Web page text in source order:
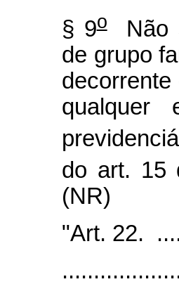
§ 9oNão
de grupo
qualquer
do art. 15
(NR)
"Art. 22.